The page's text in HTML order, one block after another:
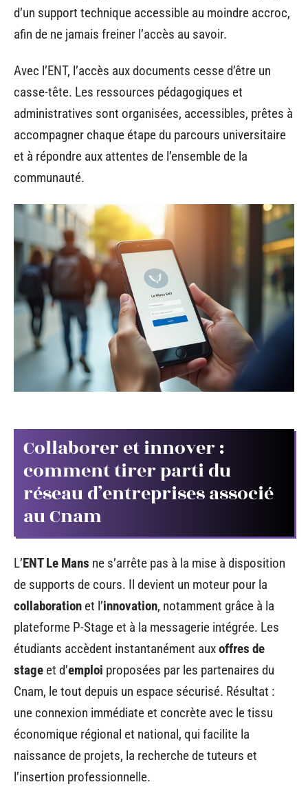
d’un support technique accessible au moindre accroc,
afin de ne jamais freiner l’accès au savoir.
Avec l’ENT, l’accès aux documents cesse d’être un
casse-tête. Les ressources pédagogiques et
administratives sont organisées, accessibles, prêtes à
accompagner chaque étape du parcours universitaire
et à répondre aux attentes de l’ensemble de la
communauté.
Collaborer et innover :
comment tirer parti du
réseau d’entreprises associé
au Cnam
L’ENT Le Mans ne s’arrête pas à la mise à disposition
de supports de cours. Il devient un moteur pour la
collaboration et l’innovation, notamment grâce à la
plateforme P-Stage et à la messagerie intégrée. Les
étudiants accèdent instantanément auxoffres de
stage et d’emploi proposées par les partenaires du
Cnam, le tout depuis un espace sécurisé. Résultat :
une connexion immédiate et concrète avec le tissu
économique régional et national, qui facilite la
naissance de projets, la recherche de tuteurs et
l’insertion professionnelle.